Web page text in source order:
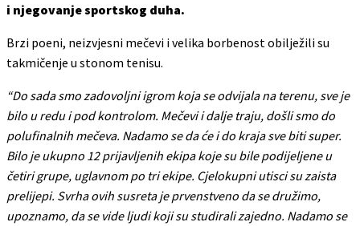
i njegovanje sportskog duha.
Brzi poeni, neizvjesni mečevi i velika borbenost obilježili su
takmičenje u stonom tenisu.
“Do sada smo zadovoljni igrom koja se odvijala na terenu, sve je
bilo u redu i pod kontrolom. Mečevi i dalje traju, došli smo do
polufinalnih mečeva. Nadamo se da će i do kraja sve biti super.
Bilo je ukupno 12 prijavljenih ekipa koje su bile podijeljene u
četiri grupe, uglavnom po tri ekipe. Cjelokupni utisci su zaista
prelijepi. Svrha ovih susreta je prvenstveno da se družimo,
upoznamo, da se vide ljudi koji su studirali zajedno. Nadamo se